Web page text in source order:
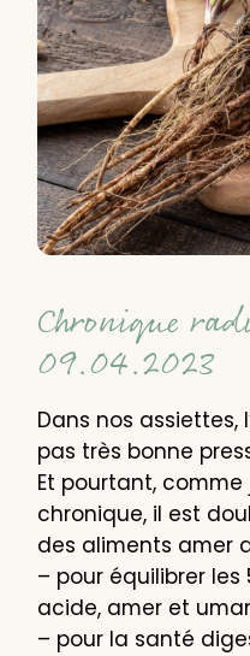
Chronique
09.04.2023
Dans nos assiettes,
pas très bonne
Et pourtant, comme
chronique, il est
des aliments amer
– pour équilibrer les
acide, amer et
– pour la santé